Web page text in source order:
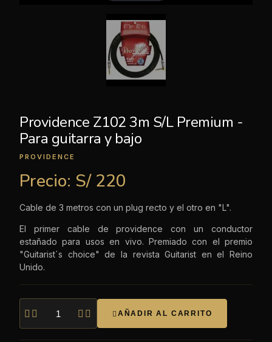
Providence Z102 3m S/L Premium -
Para guitarra y bajo
PROVIDENCE
Precio: S/ 220
Cable de 3 metros con un plug recto y el otro en "L".
El primer cable de providence con un conductor
estañado para usos en vivo. Premiado con el premio
"Guitarist´s choice" de la revista Guitarist en el Reino
Unido.
     AÑADIR AL CARRITO